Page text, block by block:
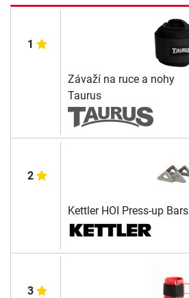
1
Závaží na ruce a nohy
Taurus
2
Kettler HOI Press-up Bars
3